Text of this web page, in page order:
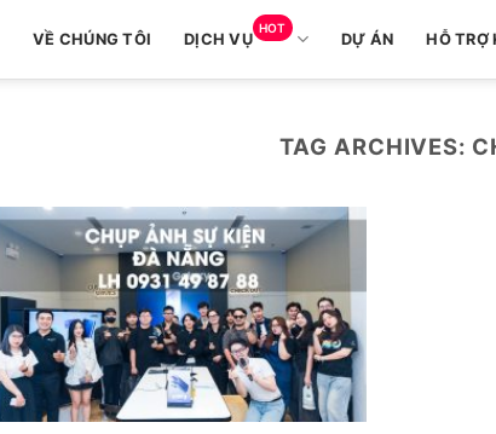
VỀ CHÚNG TÔI DỊCH VỤ
HOT
DỰ ÁN HỖ TRỢ
TAG ARCHIVES: